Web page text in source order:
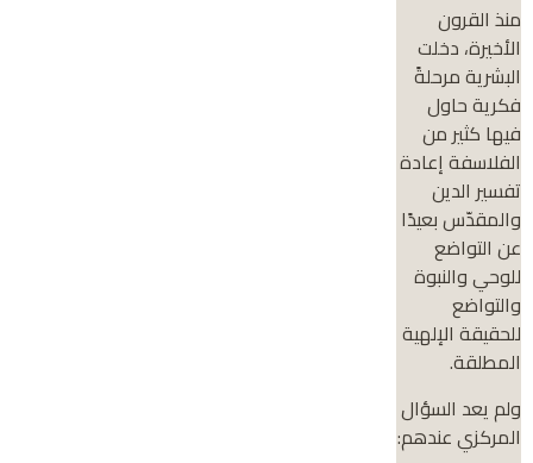
منذ القرون
الأخيرة، دخلت
البشرية مرحلةً
فكرية حاول
فيها كثير من
الفلاسفة إعادة
تفسير الدين
والمقدّس بعيدًا
عن التواضع
للوحي والنبوة
والتواضع
للحقيقة الإلهية
المطلقة.
ولم يعد السؤال
المركزي عندهم: